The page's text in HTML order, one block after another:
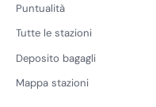
Puntualità
Tutte le stazioni
Deposito bagagli
Mappa stazioni